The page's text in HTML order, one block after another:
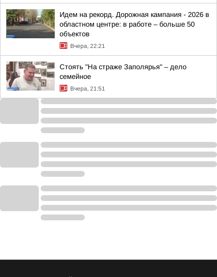
Идем на рекорд. Дорожная кампания - 2026 в
областном центре: в работе – больше 50
объектов
Вчера, 22:21
Стоять "На страже Заполярья" – дело
семейное
Вчера, 21:51